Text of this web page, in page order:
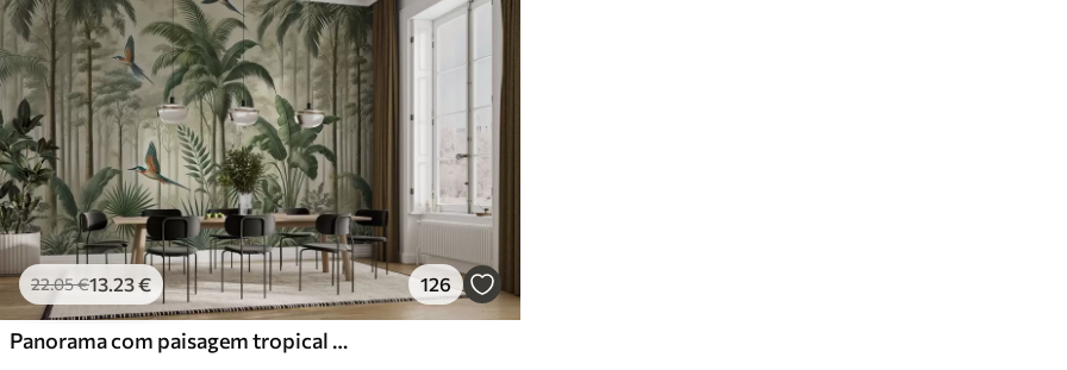
22.05€13.23€ 126
Panorama com paisagem tropical e aves